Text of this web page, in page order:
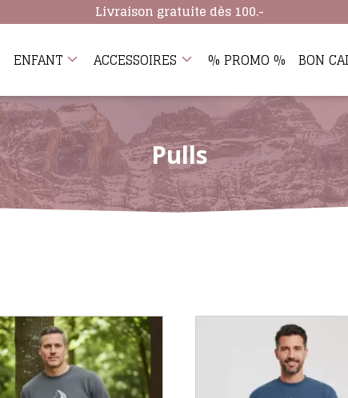
Livraison gratuite dès 100.-
ENFANT ACCESSOIRES % PROMO % BON
Pulls